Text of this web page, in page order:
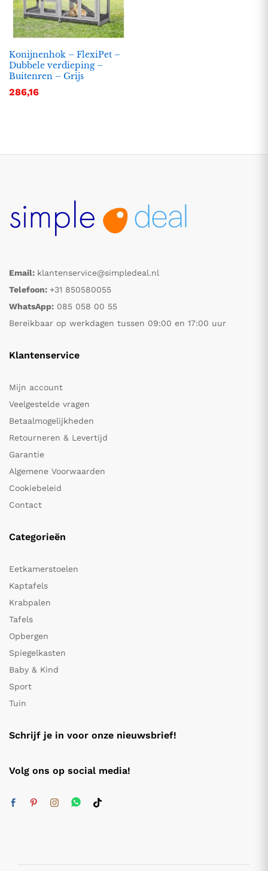
Konijnenhok – FlexiPet –
Dubbele verdieping –
Buitenren – Grijs
286,16
Email: klantenservice@simpledeal.nl
Telefoon: +31 850580055
WhatsApp: 085 058 00 55
Bereikbaar op werkdagen tussen 09:00 en 17:00 uur
Klantenservice
Mijn account
Veelgestelde vragen
Betaalmogelijkheden
Retourneren & Levertijd
Garantie
Algemene Voorwaarden
Cookiebeleid
Contact
Categorieën
Eetkamerstoelen
Kaptafels
Krabpalen
Tafels
Opbergen
Spiegelkasten
Baby & Kind
Sport
Tuin
Schrijf je in voor onze nieuwsbrief!
Volg ons op social media!